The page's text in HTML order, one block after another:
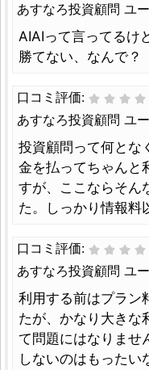
あすなろ投資顧問 ユ
AIAIって言ってるけ
勝てない、なんで？
口コミ評価:
あすなろ投資顧問 ユ
投資顧問って何とな
金を払ってちゃんと
すが、ここならそん
た。しっかり情報料
口コミ評価:
あすなろ投資顧問 ユ
利用する前はプラン
たが、かなり大きな
て問題にはなりませ
しないのはもったい